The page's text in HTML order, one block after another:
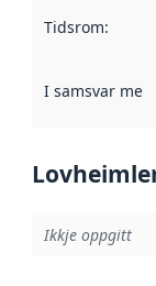
Tidsrom:
I samsvar med
Ikkje oppgitt